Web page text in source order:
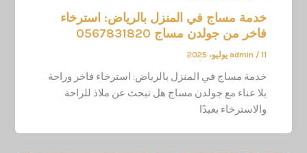
خدمة مساج في المنزل بالرياض: استرخاء
فاخر من جولدن مساج 0567831820
admin / 11 يوليو، 2025
خدمة مساج في المنزل بالرياض: استرخاء فاخر وراحة
بلا عناء مع جولدن مساج هل تبحث عن ملاذ للراحة
والاسترخاء بعيدًا